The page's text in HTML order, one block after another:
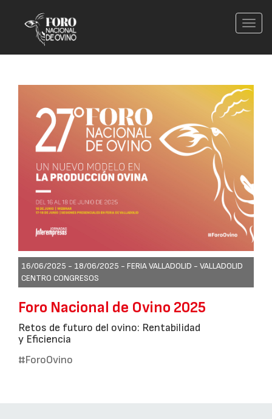
16/06/2025 - 18/06/2025 - FERIA VALLADOLID - VALLADOLID
CENTRO CONGRESOS
Foro Nacional de Ovino 2025
Retos de futuro del ovino: Rentabilidad
y Eficiencia
#ForoOvino